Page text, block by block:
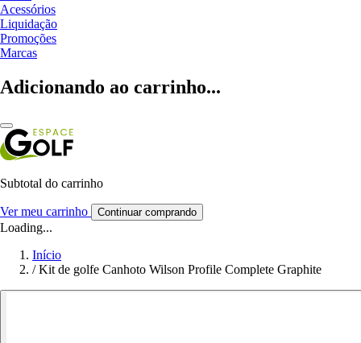
Acessórios
Liquidação
Promoções
Marcas
Adicionando ao carrinho...
Subtotal do carrinho
Ver meu carrinho Continuar comprando
Loading...
Início
/ Kit de golfe Canhoto Wilson Profile Complete Graphite